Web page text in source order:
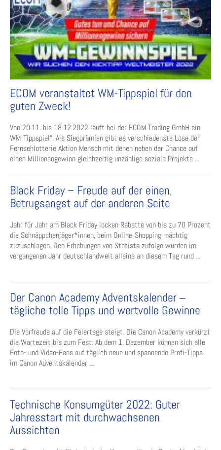
ECOM veranstaltet WM-Tippspiel für den
guten Zweck!
Von 20.11. bis 18.12.2022 läuft bei der ECOM Trading GmbH ein
WM-Tippspiel“. Als Siegprämien gibt es verschiedenste Lose der
Fernsehlotterie Aktion Mensch mit denen neben der Chance auf
einen Millionengewinn gleichzeitig unzählige soziale Projekte ...
Black Friday – Freude auf der einen,
Betrugsangst auf der anderen Seite
Jahr für Jahr am Black Friday locken Rabatte von bis zu 70 Prozent
die Schnäppchenjäger*innen, beim Online-Shopping mächtig
zuzuschlagen. Den Erhebungen von Statista zufolge wurden im
vergangenen Jahr deutschlandweit alleine an diesem Tag rund ...
Der Canon Academy Adventskalender ‒
tägliche tolle Tipps und wertvolle Gewinne
Die Vorfreude auf die Feiertage steigt. Die Canon Academy verkürzt
die Wartezeit bis zum Fest: Ab dem 1. Dezember können sich alle
Foto- und Video-Fans auf täglich neue und spannende Profi-Tipps
im Canon Adventskalender ...
Technische Konsumgüter 2022: Guter
Jahresstart mit durchwachsenen
Aussichten